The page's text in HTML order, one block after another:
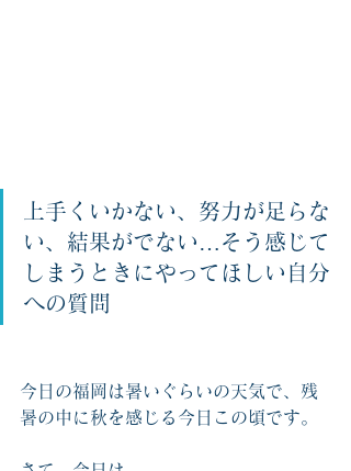
上手くいかない、努力が足らな
い、結果がでない…そう感じて
しまうときにやってほしい自分
への質問
今日の福岡は暑いぐらいの天気で、残
暑の中に秋を感じる今日この頃です。